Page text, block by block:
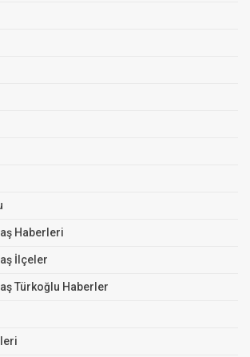
Haberleri
İlçeler
Türkoğlu Haberler